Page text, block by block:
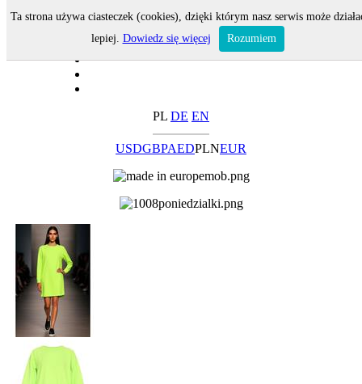
PL DE EN
USDGBPAEDPLNEUR
Ta strona używa ciasteczek (cookies), dzięki którym nasz serwis może
lepiej. Dowiedz się więcej Rozumiem